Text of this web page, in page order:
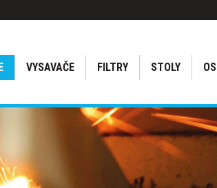
VYSAVAČE FILTRY STOLY